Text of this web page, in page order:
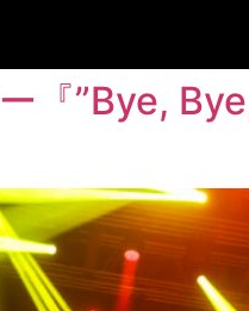
『”Bye,